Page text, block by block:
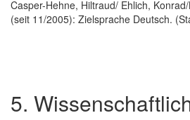
Casper-Hehne, Hiltraud/ Ehlich,
(seit 11/2005): Zielsprache Deutsch.
5.